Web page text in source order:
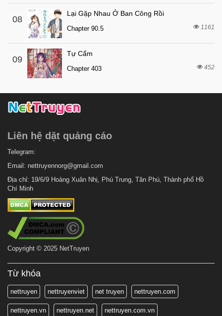
Chapter 81 7 tháng trước
Chapter 80
Chapter 79
Chapter 78
Chapter 77
Chapter 75
Chapter 73 7 tháng trước
Chapter 72
Chapter 71
Chapter 70 7 tháng trước
Chapter 69
Chapter 68
Chapter 67
Chapter 66
7 tháng trước
Chapter 64
Chapter 63 7 tháng trước
08
Lại Gặp Nhau Ở Ban Công Rồi
Chapter 90.5 1161
09
Tự Cẩm
Chapter 403 452
Liên hệ dặt quảng cáo
Telegram:
Email: nettruyennorg@gmail.com
Địa chỉ: 19/6/9 Hoàng Xuân Nhị, Phú Trung, Tân Phú, Thành phố Hồ
Chí Minh
Copyright © 2025 NetTruyen
Từ khóa
nettruyen nettruyenviet net truyen nettruyen.com
nettruyen.vn nettruyen.net nettruyen.com.vn